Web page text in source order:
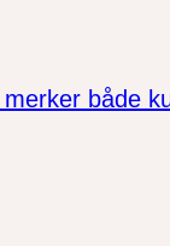
både